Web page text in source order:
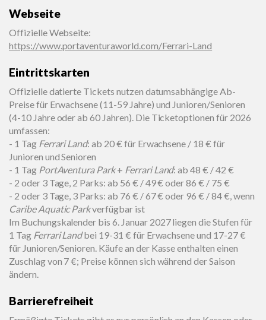
Webseite
Offizielle Webseite:
https://www.portaventuraworld.com/Ferrari-Land
Eintrittskarten
Offizielle datierte Tickets nutzen datumsabhängige Ab-
Preise für Erwachsene (11-59 Jahre) und Junioren/Senioren
(4-10 Jahre oder ab 60 Jahren). Die Ticketoptionen für 2026
umfassen:
- 1 Tag Ferrari Land: ab 20 € für Erwachsene / 18 € für
Junioren und Senioren
- 1 Tag PortAventura Park+ Ferrari Land: ab 48 € / 42 €
- 2 oder 3 Tage, 2 Parks: ab 56 € / 49 € oder 86 € / 75 €
- 2 oder 3 Tage, 3 Parks: ab 76 € / 67 € oder 96 € / 84 €, wenn
Caribe Aquatic Parkverfügbar ist
Im Buchungskalender bis 6. Januar 2027 liegen die Stufen für
1 Tag Ferrari Landbei 19-31 € für Erwachsene und 17-27 €
für Junioren/Senioren. Käufe an der Kasse enthalten einen
Zuschlag von 7 €; Preise können sich während der Saison
ändern.
Barrierefreiheit